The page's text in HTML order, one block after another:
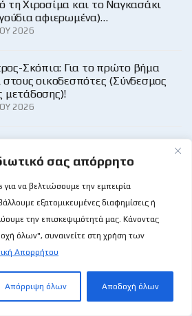
σας απόρρητο
να βελτιώσουμε την εμπειρία
εξατομικευμένες διαφημίσεις ή
την επισκεψιμότητά μας. Κάνοντας
όλων", συναινείτε στη χρήση των
Απορρήτου
Απόρριψη όλων Αποδοχή όλων
τη Χιροσίμα και το Ναγκασάκι
αφιερωμένα)…
2026
Σκόπια: Για το πρώτο βήμα
στους οικοδεσπότες (Σύνδεσμος
μετάδοσης)!
2026
Νικόλα Παπαδόπουλου!
2026